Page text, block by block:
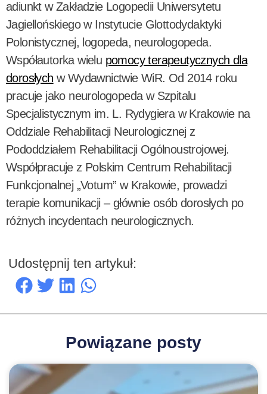
adiunkt w Zakładzie Logopedii Uniwersytetu
Jagiellońskiego w Instytucie Glottodydaktyki
Polonistycznej, logopeda, neurologopeda.
Współautorka wielu pomocy terapeutycznych dla
dorosłych w Wydawnictwie WiR. Od 2014 roku
pracuje jako neurologopeda w Szpitalu
Specjalistycznym im. L. Rydygiera w Krakowie na
Oddziale Rehabilitacji Neurologicznej z
Pododdziałem Rehabilitacji Ogólnoustrojowej.
Współpracuje z Polskim Centrum Rehabilitacji
Funkcjonalnej „Votum” w Krakowie, prowadzi
terapie komunikacji – głównie osób dorosłych po
różnych incydentach neurologicznych.
Udostępnij ten artykuł:
Powiązane posty